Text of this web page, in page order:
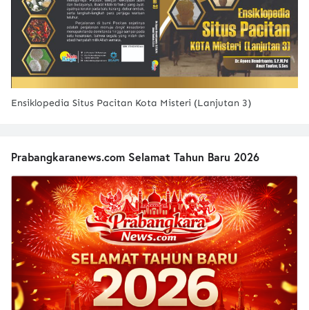
Ensiklopedia Situs Pacitan Kota Misteri (Lanjutan 3)
Prabangkaranews.com Selamat Tahun Baru 2026